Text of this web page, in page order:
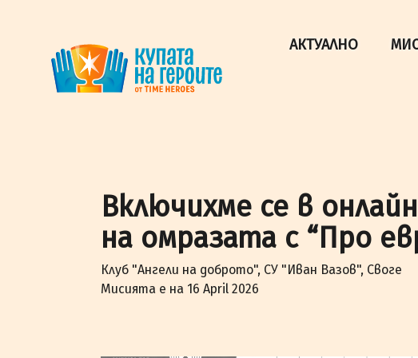
АКТУАЛНО
Включихме се в
на омразата с “Про
Клуб "Ангели на доброто", СУ "Иван Вазов", Своге
Мисията е на 16 April 2026